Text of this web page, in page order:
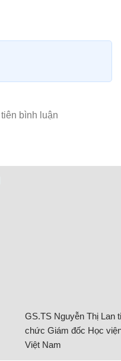
GS.TS Nguyễn Thị Lan
chức Giám đốc Học
Việt Nam